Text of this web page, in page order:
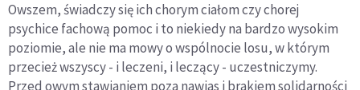
Owszem, świadczy się ich chorym ciałom czy chorej
psychice fachową pomoc i to niekiedy na bardzo wysokim
poziomie, ale nie ma mowy o wspólnocie losu, w którym
przecież wszyscy - i leczeni, i leczący - uczestniczymy.
Przed owym stawianiem poza nawias i brakiem solidarności